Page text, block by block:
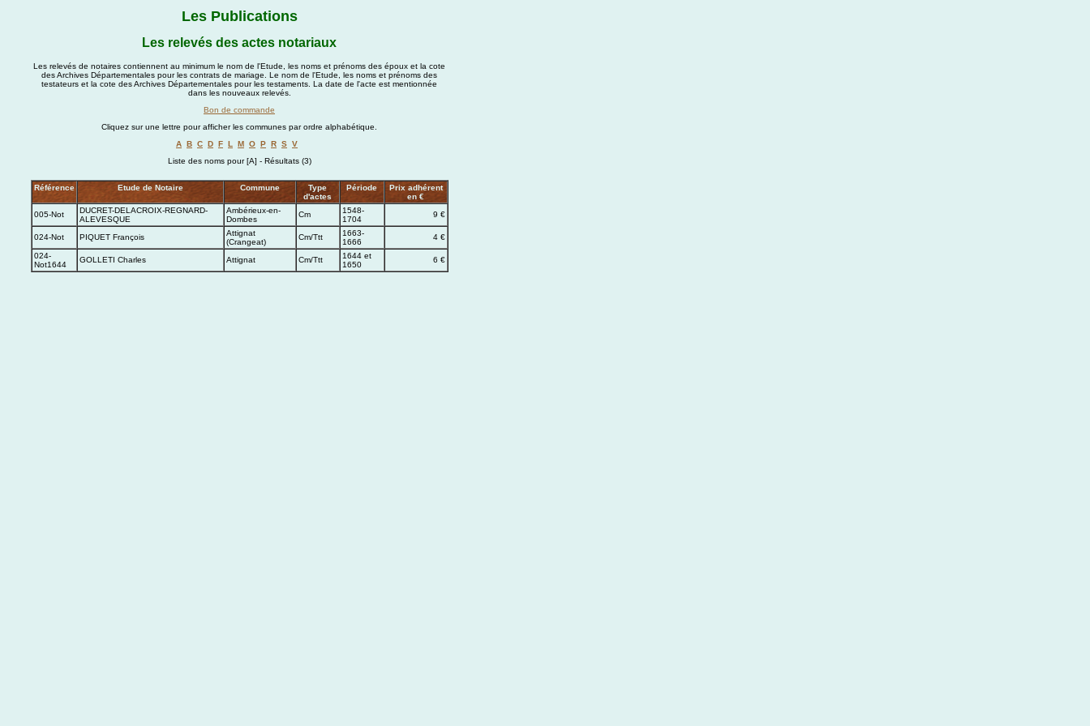
Les Publications
Les relevés des actes notariaux
Les relevés de notaires contiennent au minimum le nom de l'Etude, les noms et prénoms des époux et la cote
des Archives Départementales pour les contrats de mariage. Le nom de l'Etude, les noms et prénoms des
testateurs et la cote des Archives Départementales pour les testaments. La date de l'acte est mentionnée
dans les nouveaux relevés.
Bon de commande
Cliquez sur une lettre pour afficher les communes par ordre alphabétique.
A B C D F L M O P R S V
Liste des noms pour [A] - Résultats (3)
Référence Etude de Notaire Commune
Type
d'actes
Période
Prix adhérent
en €
005-Not
DUCRET-DELACROIX-REGNARD-
ALEVESQUE
Ambérieux-en-
Dombes
Cm
1548-
1704
9 €
024-Not PIQUET François
Attignat
(Crangeat)
Cm/Ttt
1663-
1666
4 €
024-
Not1644
GOLLETI Charles Attignat Cm/Ttt
1644 et
1650
6 €